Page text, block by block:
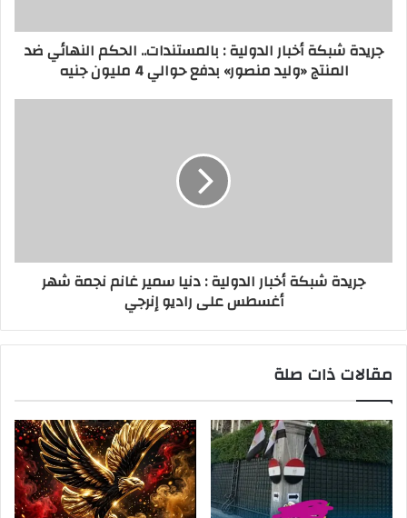
جريدة شبكة أخبار الدولية : بالمستندات.. الحكم النهائي ضد
المنتج «وليد منصور» بدفع حوالي 4 مليون جنيه
جريدة شبكة أخبار الدولية : دنيا سمير غانم نجمة شهر
أغسطس على راديو إنرجي
مقالات ذات صلة